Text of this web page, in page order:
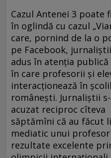
Cazul Antenei 3 poate
în oglindă cu cazul
care, pornind de la o
pe Facebook,
adus în atenția
în care profesorii și
interacționează în
românești. Jurnaliștii
acuzat reciproc cîteva
săptămîni că au făcut
mediatic unui profesor
rezultate excelente